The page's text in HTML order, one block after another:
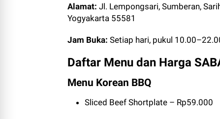
Alamat: Jl. Lempongsari, Sumberan,
Yogyakarta 55581
Jam Buka: Setiap hari, pukul
Daftar Menu dan Harga
Menu Korean BBQ
Sliced Beef Shortplate – Rp59.000